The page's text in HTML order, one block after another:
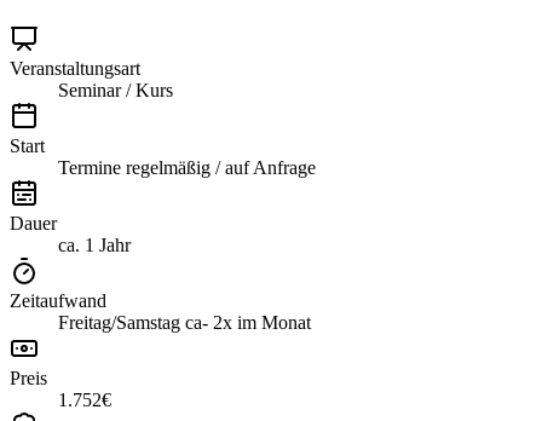
Veranstaltungsart
Seminar / Kurs
Start
Termine regelmäßig / auf Anfrage
Dauer
ca. 1 Jahr
Zeitaufwand
Freitag/Samstag ca- 2x im Monat
Preis
1.752€